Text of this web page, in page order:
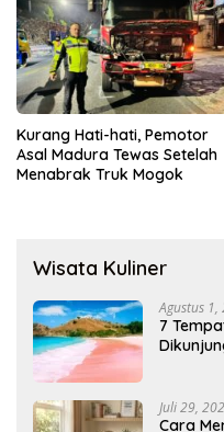
Kurang Hati-hati, Pemotor
Asal Madura Tewas Setelah
Menabrak Truk Mogok
Wisata Kuliner
Agustus 1,
7
Juli 29,
Cara